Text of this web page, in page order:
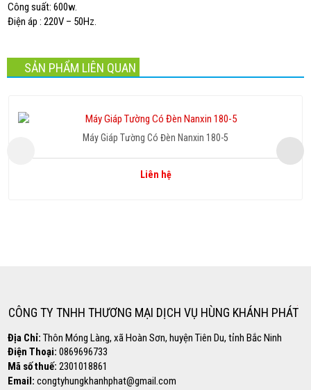
Công suất: 600w.
Điện áp : 220V – 50Hz.
SẢN PHẨM LIÊN QUAN
Máy Giáp Tường Có Đèn Nanxin 180-5
Liên hệ
CÔNG TY TNHH THƯƠNG MẠI DỊCH VỤ HÙNG KHÁNH PHÁT
Địa Chỉ: Thôn Móng Làng, xã Hoàn Sơn, huyện Tiên Du, tỉnh Bắc Ninh
Điện Thoại: 0869696733
Mã số thuế: 2301018861
Email: congtyhungkhanhphat@gmail.com